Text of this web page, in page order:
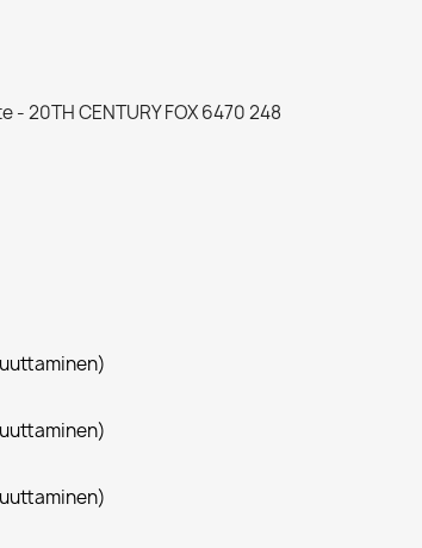
20TH CENTURY FOX 6470 248